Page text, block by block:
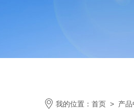
我的位置： 首页 > 产